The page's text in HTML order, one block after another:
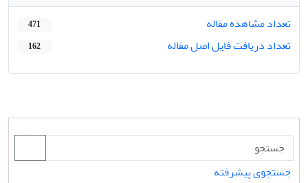
تعداد مشاهده مقاله
471
تعداد دریافت فایل اصل مقاله 162
جستجوی پیشرفته